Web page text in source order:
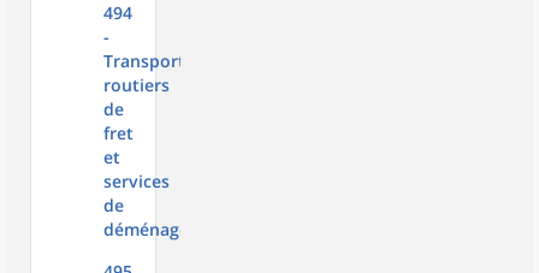
494
-
Transports
routiers
de
fret
et
services
de
déménagement